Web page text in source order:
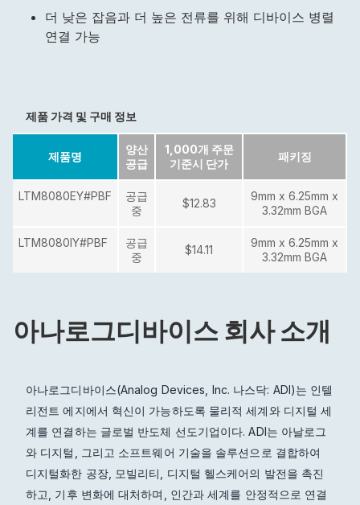
더 낮은 잡음과 더 높은 전류를 위해 디바이스 병렬
연결 가능
제품 가격 및 구매 정보
제품명
양산
공급
1,000개 주문
기준시 단가
패키징
LTM8080EY#PBF
공급
중
$12.83
9mm x 6.25mm x
3.32mm BGA
LTM8080IY#PBF
공급
중
$14.11
9mm x 6.25mm x
3.32mm BGA
아나로그디바이스 회사 소개
아나로그디바이스(Analog Devices, Inc. 나스닥: ADI)는 인텔
리전트 에지에서 혁신이 가능하도록 물리적 세계와 디지털 세
계를 연결하는 글로벌 반도체 선도기업이다. ADI는 아날로그
와 디지털, 그리고 소프트웨어 기술을 솔루션으로 결합하여
디지털화한 공장, 모빌리티, 디지털 헬스케어의 발전을 촉진
하고, 기후 변화에 대처하며, 인간과 세계를 안정적으로 연결